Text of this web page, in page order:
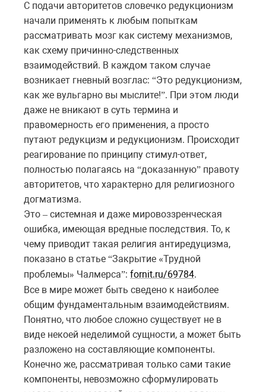
С подачи авторитетов словечко редукционизм
начали применять к любым попыткам
рассматривать мозг как систему механизмов,
как схему причинно-следственных
взаимодействий. В каждом таком случае
возникает гневный возглас: “Это редукционизм,
как же вульгарно вы мыслите!”. При этом люди
даже не вникают в суть термина и
правомерность его применения, а просто
путают редукцизм и редукционизм. Происходит
реагирование по принципу стимул-ответ,
полностью полагаясь на “доказанную” правоту
авторитетов, что характерно для религиозного
догматизма.
Это – системная и даже мировоззренческая
ошибка, имеющая вредные последствия. То, к
чему приводит такая религия антиредуцизма,
показано в статье “Закрытие «Трудной
проблемы» Чалмерса”: fornit.ru/69784.
Все в мире может быть сведено к наиболее
общим фундаментальным взаимодействиям.
Понятно, что любое сложно существует не в
виде некоей неделимой сущности, а может быть
разложено на составляющие компоненты.
Конечно же, рассматривая только сами такие
компоненты, невозможно сформулировать